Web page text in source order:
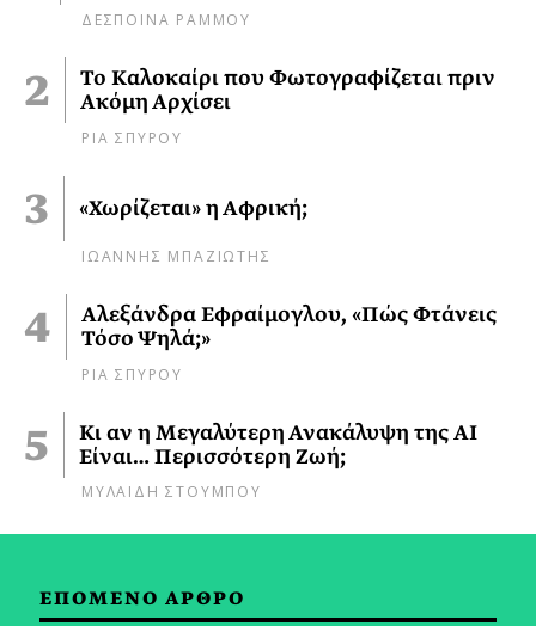
ΔΕΣΠΟΙΝΑ ΡΑΜΜΟΥ
Το Καλοκαίρι που Φωτογραφίζεται πριν
Ακόμη Αρχίσει
ΡΙΑ ΣΠΥΡΟΥ
«Χωρίζεται» η Αφρική;
ΙΩΑΝΝΗΣ ΜΠΑΖΙΩΤΗΣ
Αλεξάνδρα Εφραίμογλου, «Πώς Φτάνεις
Τόσο Ψηλά;»
ΡΙΑ ΣΠΥΡΟΥ
Κι αν η Μεγαλύτερη Ανακάλυψη της AI
Είναι… Περισσότερη Ζωή;
ΜΥΛΑΙΔΗ ΣΤΟΥΜΠΟΥ
ΕΠΟΜΕΝΟ ΑΡΘΡΟ